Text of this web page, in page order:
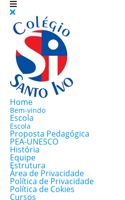
Home
Bem-vindo
Escola
Escola
Proposta Pedagógica
PEA-UNESCO
História
Equipe
Estrutura
Área de Privacidade
Política de Privacidade
Política de Cokies
Cursos